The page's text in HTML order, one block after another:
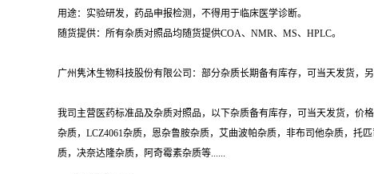
用途：实验研发，药品申报检测，不得用于临床医学诊断。
随货提供：所有杂质对照品均随货提供COA、NMR、MS、HPLC。
广州隽沐生物科技股份有限公司：部分杂质长期备有库存，可当天发货，
我司主营医药标准品及杂质对照品，以下杂质备有库存，可当天发货，价
杂质，LCZ4061杂质，恩杂鲁胺杂质，艾曲波帕杂质，非布司他杂质，托
质，决奈达隆杂质，阿奇霉素杂质等......